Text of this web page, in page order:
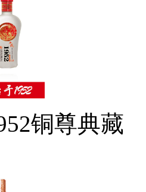
铜尊典藏